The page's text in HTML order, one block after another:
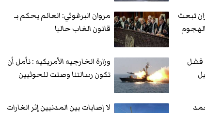
تبعث
مروان البرغوثي: العالم يحكم بـ
قانون الغاب حاليا
فشل
وزارة الخارجيه الأمريكيه : نأمل أن
تكون رسالتنا وصلت للحوثيين
لا إصابات بين المدنيين إثر الغارات